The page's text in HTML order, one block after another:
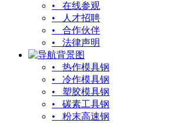
• 在线参观
• 人才招聘
• 合作伙伴
• 法律声明
• 热作模具钢
• 冷作模具钢
• 塑胶模具钢
• 碳素工具钢
• 粉末高速钢